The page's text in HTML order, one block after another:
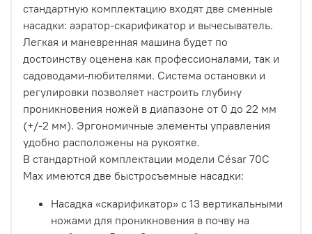
стандартную комплектацию входят две сменные
насадки: аэратор-скарификатор и вычесыватель.
Легкая и маневренная машина будет по
достоинству оценена как профессионалами, так и
садоводами-любителями. Система остановки и
регулировки позволяет настроить глубину
проникновения ножей в диапазоне от 0 до 22 мм
(+/-2 мм). Эргономичные элементы управления
удобно расположены на рукоятке.
В стандартной комплектации модели Сésar 70С
Max имеются две быстросъемные насадки:
Насадка «скарификатор» с 13 вертикальными
ножами для проникновения в почву на